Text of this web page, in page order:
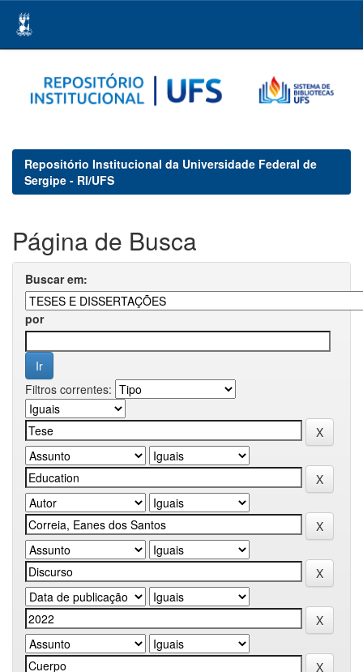
navigation
Repositório Institucional da Universidade Federal de
Sergipe - RI/UFS
Página de Busca
Buscar em:
por
Filtros correntes: